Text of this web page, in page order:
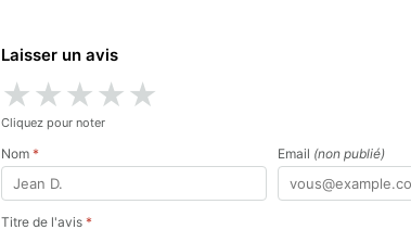
Laisser un avis
★★★★★
Cliquez pour noter
Nom * Email (non publié)
Titre de l'avis *